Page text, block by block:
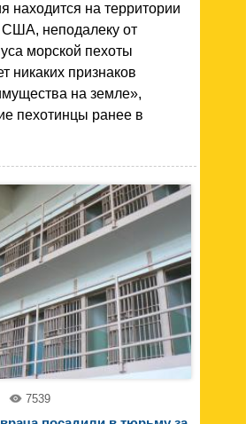
находится на территории
США, неподалеку от
морской пехоты
никаких признаков
на земле»,
пехотинцы ранее в
7539